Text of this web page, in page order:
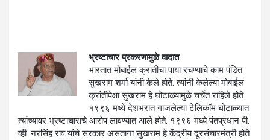
भ्रष्टाचार प्रकरणामुळे वादात
भारतात मोबाईल क्रांतीचा पाया रचण्याचे काम पंडित
सुखराम शर्मा यांनी केले होते. त्यांनी केलेल्या मोबाईल
क्रांतीपेक्षा सुखराम हे घोटाळ्यामुळे चर्चेत राहिले होते.
१९९६ मध्‍ये देशभरात गाजलेल्‍या टेलिकॉम घोटाळ्यात
त्‍यांच्‍यावर भ्रष्टाचाराचे आरोप लावण्‍यात आले होते. १९९६ मध्ये पंतप्रधान पी.
व्ही. नरसिंह राव यांचे सरकार असताना सुखराम हे केंद्रीय दूरसंचारमंत्री होते.